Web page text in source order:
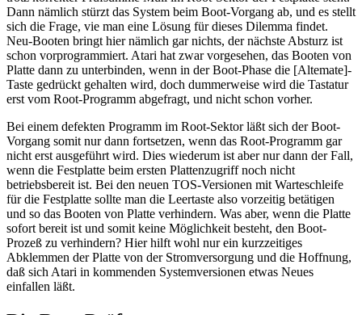
Dann nämlich stürzt das System beim Boot-Vorgang ab, und es stellt
sich die Frage, vie man eine Lösung für dieses Dilemma findet.
Neu-Booten bringt hier nämlich gar nichts, der nächste Absturz ist
schon vorprogrammiert. Atari hat zwar vorgesehen, das Booten von
Platte dann zu unterbinden, wenn in der Boot-Phase die [Altemate]-
Taste gedrückt gehalten wird, doch dummerweise wird die Tastatur
erst vom Root-Programm abgefragt, und nicht schon vorher.
Bei einem defekten Programm im Root-Sektor läßt sich der Boot-
Vorgang somit nur dann fortsetzen, wenn das Root-Programm gar
nicht erst ausgeführt wird. Dies wiederum ist aber nur dann der Fall,
wenn die Festplatte beim ersten Plattenzugriff noch nicht
betriebsbereit ist. Bei den neuen TOS-Versionen mit Warteschleife
für die Festplatte sollte man die Leertaste also vorzeitig betätigen
und so das Booten von Platte verhindern. Was aber, wenn die Platte
sofort bereit ist und somit keine Möglichkeit besteht, den Boot-
Prozeß zu verhindern? Hier hilft wohl nur ein kurzzeitiges
Abklemmen der Platte von der Stromversorgung und die Hoffnung,
daß sich Atari in kommenden Systemversionen etwas Neues
einfallen läßt.